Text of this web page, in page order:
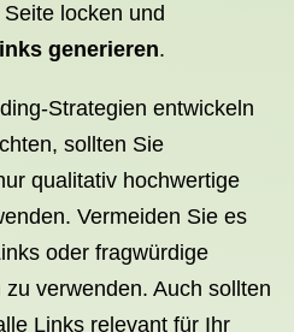
locken und
generieren.
Strategien entwickeln
sollten Sie
qualitativ hochwertige
Vermeiden Sie es
oder fragwürdige
verwenden. Auch sollten
Links relevant für Ihr